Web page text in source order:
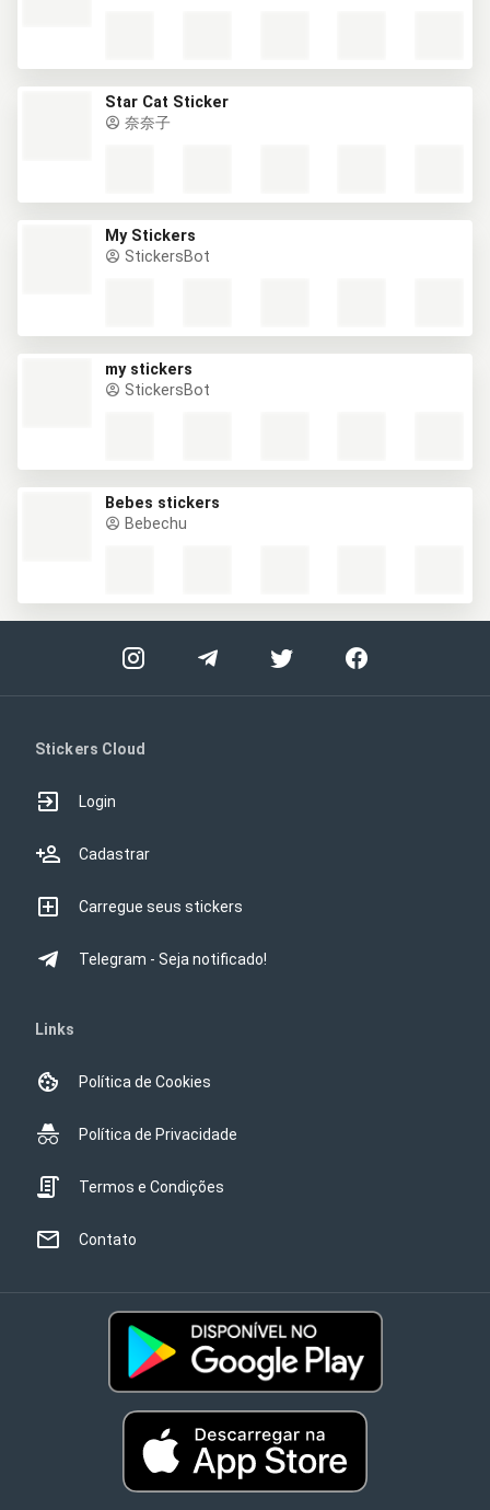
Star Cat Sticker
奈奈子
My Stickers
StickersBot
my stickers
StickersBot
Bebes stickers
Bebechu
Stickers Cloud
Login
Cadastrar
Carregue seus stickers
Telegram - Seja notificado!
Links
Política de Cookies
Política de Privacidade
Termos e Condições
Contato